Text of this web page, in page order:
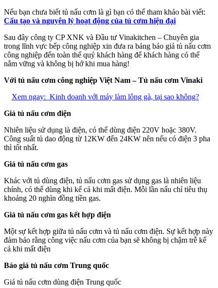
Nếu bạn chưa biết tủ nấu cơm là gì bạn có thể tham khảo bài viết:
Cấu tạo và nguyên lý hoạt động của tủ cơm hiện đại
Sau đây công ty CP XNK và Đầu tư Vinakitchen – Chuyên gia
trong lĩnh vực bếp công nghiệp xin đưa ra bảng báo giá tủ nấu cơm
công nghiệp đến toàn thể quý khách hàng để khách hàng có thể
nắm vững và không bị hớ khi mua hàng!
Với tủ nấu cơm công nghiệp Việt Nam – Tủ nấu cơm Vinaki
Xem ngay: Kinh doanh với máy làm lông gà, tại sao không?
Giá tủ nấu cơm điện
Nhiên liệu sử dụng là điện, có thể dùng điện 220V hoặc 380V.
Công suất tủ dao động từ 12KW đến 24KW nên nếu có điện 3 pha
thì tốt nhất.
Giá tủ nấu cơm gas
Khác với tủ dùng điện, tủ nấu cơm gas sử dụng gas là nhiên liệu
chính, có thể dùng khi kể cả khi mất điện. Mỗi lần nấu chỉ tiêu thụ
khoảng 20 nghìn đồng tiền gas.
Giá tủ nấu cơm gas kết hợp điện
Một sự kết hợp giữa tủ nấu cơm và tủ nấu cơm điện. Sự kết hợp này
đảm bảo rằng công việc nấu cơm của bạn sẽ không bị chậm trễ kể
cả khi mất điện
Báo giá tủ nấu cơm Trung quốc
Giá tủ nấu cơm dùng điện Trung quốc